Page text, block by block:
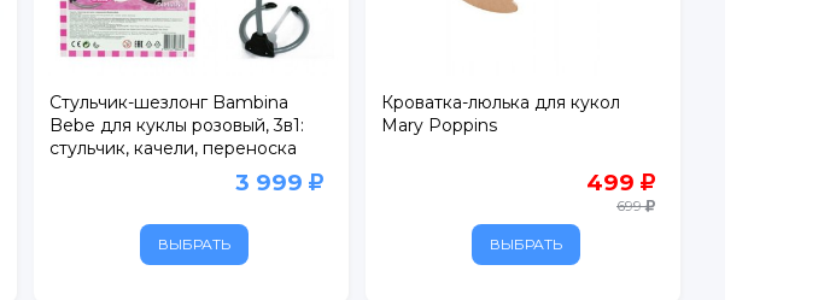
Стульчик-шезлонг Bambina
Bebe для куклы розовый, 3в1:
стульчик, качели, переноска
3 999
ВЫБРАТЬ
Кроватка-люлька для кукол
Mary Poppins
499
699
ВЫБРАТЬ